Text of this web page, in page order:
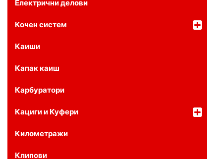
Електрични делови
Кочен систем
Каиши
Капак каиш
Карбуратори
Кациги и Куфери
Километражи
Клипови